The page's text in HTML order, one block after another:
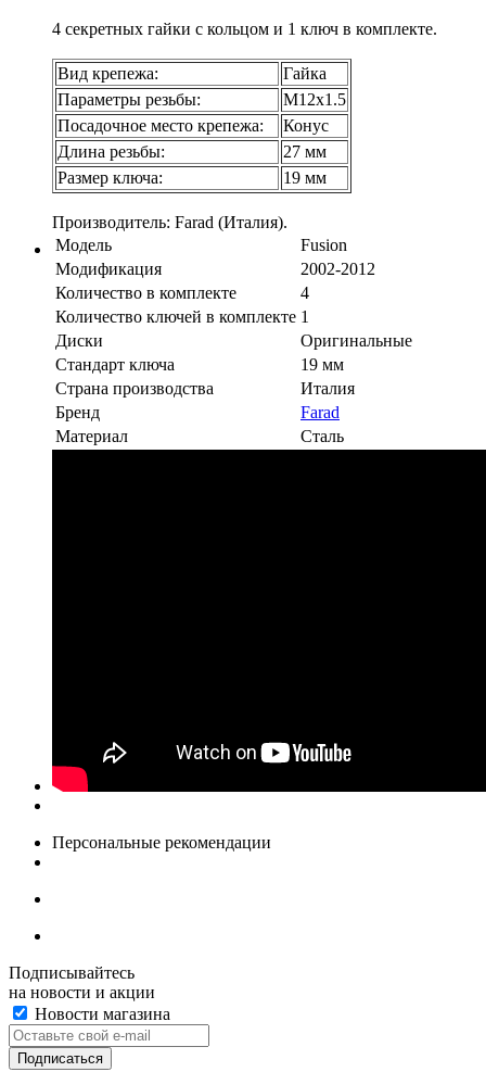
4 секретных гайки с кольцом и 1 ключ в комплекте.
Вид крепежа:
Гайка
Параметры резьбы:
М12х1.5
Посадочное место крепежа:
Конус
Длина резьбы:
27 мм
Размер ключа:
19 мм
Производитель: Farad (Италия).
Модель
Fusion
Модификация
2002-2012
Количество в комплекте
4
Количество ключей в комплекте 1
Диски
Оригинальные
Стандарт ключа
19 мм
Страна производства
Италия
Бренд
Farad
Материал
Сталь
Персональные рекомендации
Подписывайтесь
на новости и акции
Новости магазина